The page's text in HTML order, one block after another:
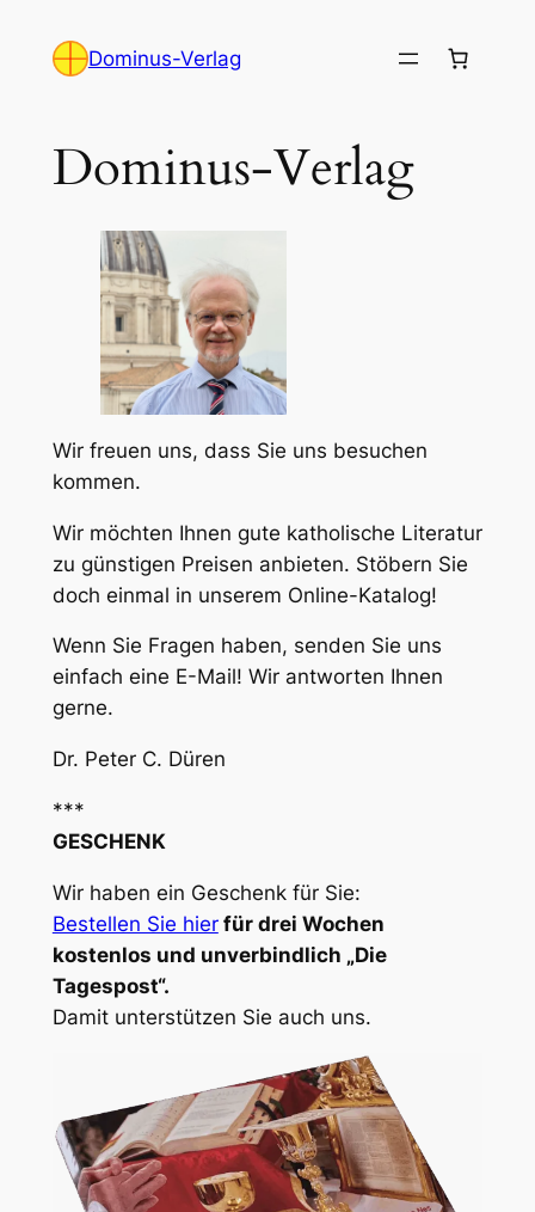
Inhalt
Dominus-Verlag
Dominus-Verlag
Wir freuen uns, dass Sie uns besuchen
kommen.
Wir möchten Ihnen gute katholische Literatur
zu günstigen Preisen anbieten. Stöbern Sie
doch einmal in unserem Online-Katalog!
Wenn Sie Fragen haben, senden Sie uns
einfach eine E-Mail! Wir antworten Ihnen
gerne.
Dr. Peter C. Düren
***
GESCHENK
Wir haben ein Geschenk für Sie:
Bestellen Sie hier für drei Wochen
kostenlos und unverbindlich „Die
Tagespost“.
Damit unterstützen Sie auch uns.